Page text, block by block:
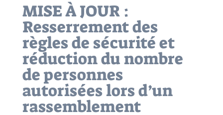
MISE À JOUR :
Resserrement des
règles de sécurité et
réduction du nombre
de personnes
autorisées lors d’un
rassemblement